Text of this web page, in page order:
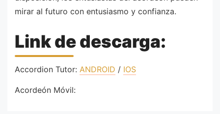
mirar al futuro con entusiasmo y confianza.
Link de descarga:
Accordion Tutor: ANDROID / IOS
Acordeón Móvil: